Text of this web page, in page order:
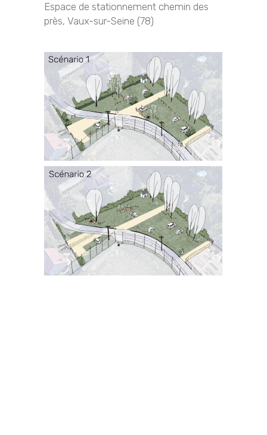
Espace de stationnement chemin des
près, Vaux-sur-Seine (78)